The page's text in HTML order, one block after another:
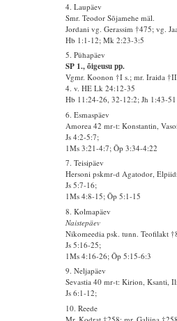
4. Laupäev
Smr. Teodor Sõjamehe mäl.
Jordani vg. Gerassim †475; vg.
Hb 1:1-12; Mk 2:23-3:5
5. Pühapäev
SP 1., õigeusu pp.
Vgmr. Koonon †I s.; mr. Iraida
4. v. HE Lk 24:12-35
Hb 11:24-26, 32-12:2; Jh 1:43-51
6. Esmaspäev
Amorea 42 mr-t: Konstantin,
Js 4:2-5:7;
1Ms 3:21-4:7; Õp 3:34-4:22
7. Teisipäev
Hersoni pskmr-d Agatodor,
Js 5:7-16;
1Ms 4:8-15; Õp 5:1-15
8. Kolmapäev
Naistepäev
Nikomeedia psk. tunn. Teofilakt
Js 5:16-25;
1Ms 4:16-26; Õp 5:15-6:3
9. Neljapäev
Sevastia 40 mr-t: Kirion, Ksanti,
Js 6:1-12;
10. Reede